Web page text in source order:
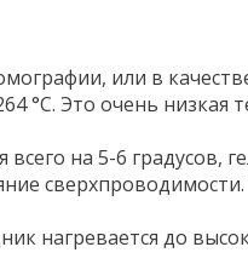
или в
°С. Это очень
на 5-6
до